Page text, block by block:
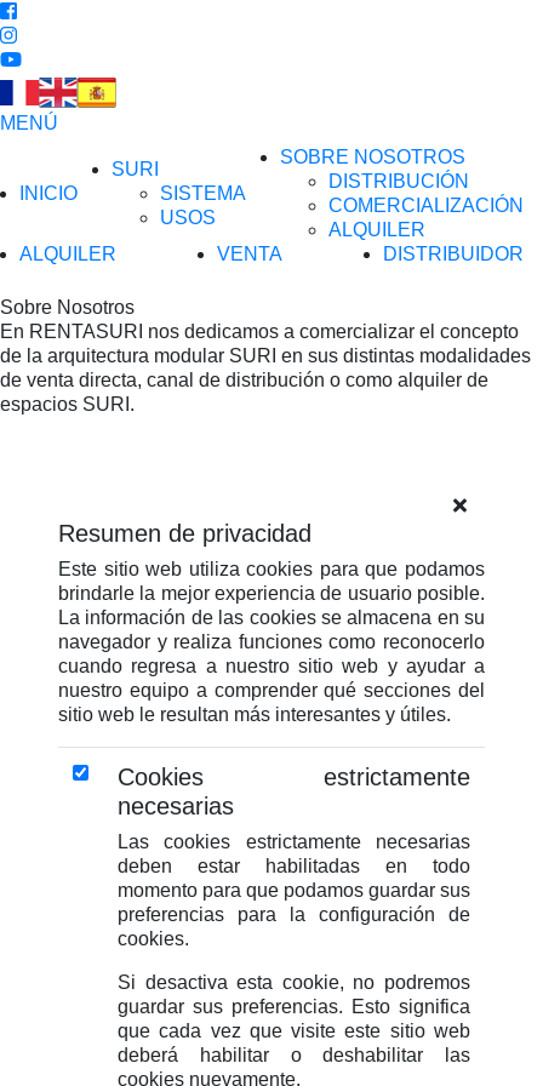
MENÚ
INICIO
SURI
SISTEMA
USOS
SOBRE NOSOTROS
DISTRIBUCIÓN
COMERCIALIZACIÓN
ALQUILER
ALQUILER
VENTA DISTRIBUIDOR
Sobre Nosotros
En RENTASURI nos dedicamos a comercializar el concepto
de la arquitectura modular SURI en sus distintas modalidades
de venta directa, canal de distribución o como alquiler de
espacios SURI.
Resumen de privacidad
Este sitio web utiliza cookies para que podamos
brindarle la mejor experiencia de usuario posible.
La información de las cookies se almacena en su
navegador y realiza funciones como reconocerlo
cuando regresa a nuestro sitio web y ayudar a
nuestro equipo a comprender qué secciones del
sitio web le resultan más interesantes y útiles.
Cookies estrictamente
necesarias
Las cookies estrictamente necesarias
deben estar habilitadas en todo
momento para que podamos guardar sus
preferencias para la configuración de
cookies.
Si desactiva esta cookie, no podremos
guardar sus preferencias. Esto significa
que cada vez que visite este sitio web
deberá habilitar o deshabilitar las
cookies nuevamente.